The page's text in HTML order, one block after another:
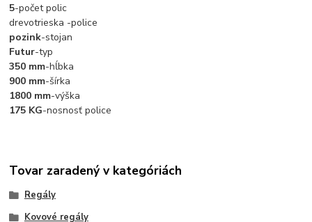
5-počet polic
drevotrieska -police
pozink-stojan
Futur-typ
350 mm-hĺbka
900 mm-šírka
1800 mm-výška
175 KG-nosnosť police
Tovar zaradený v kategóriách
Regály
Kovové regály